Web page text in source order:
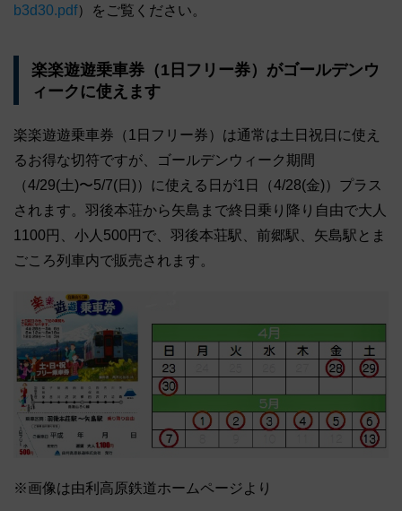
b3d30.pdf）をご覧ください。
楽楽遊遊乗車券（1日フリー券）がゴールデンウ
ィークに使えます
楽楽遊遊乗車券（1日フリー券）は通常は土日祝日に使え
るお得な切符ですが、ゴールデンウィーク期間
（4/29(土)〜5/7(日)）に使える日が1日（4/28(金)）プラス
されます。羽後本荘から矢島まで終日乗り降り自由で大人
1100円、小人500円で、羽後本荘駅、前郷駅、矢島駅とま
ごころ列車内で販売されます。
※画像は由利高原鉄道ホームページより